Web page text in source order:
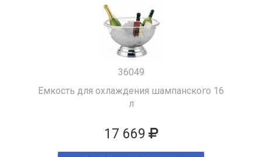
36049
Емкость для охлаждения шампанского 16
л
17 669